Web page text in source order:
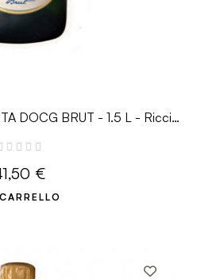
DOCG BRUT - 1.5 L - Ricci
€
CARRELLO